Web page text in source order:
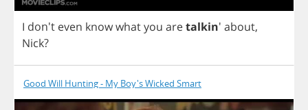
I don't even knowwhatyou aretalkin' about,
Nick?
Good Will Hunting - My Boy's Wicked Smart